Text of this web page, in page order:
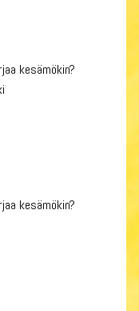
kesämökin?
kesämökin?